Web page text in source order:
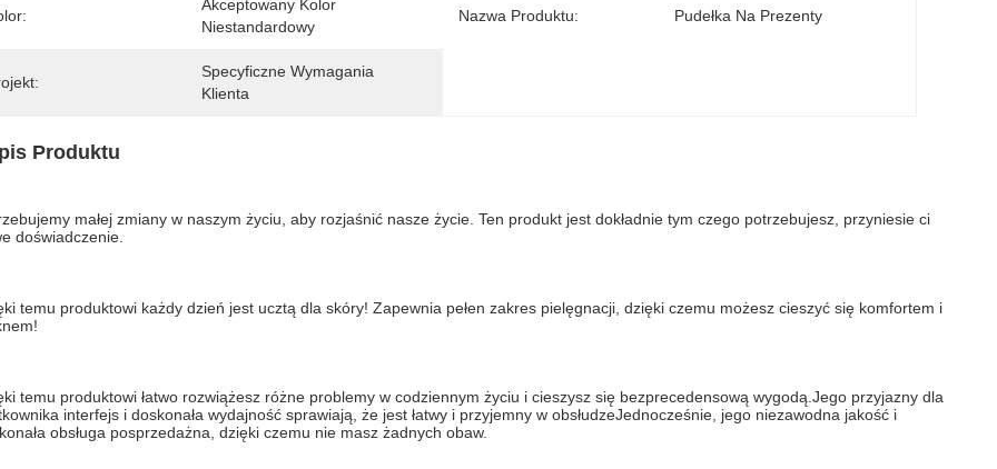
Akceptowany Kolor
Niestandardowy
Nazwa Produktu: Pudełka Na Prezenty
Specyficzne Wymagania
Klienta
Produktu
małej zmiany w naszym życiu, aby rozjaśnić nasze życie. Ten produkt jest dokładnie tym czego potrzebujesz, przyniesie ci
doświadczenie.
temu produktowi każdy dzień jest ucztą dla skóry! Zapewnia pełen zakres pielęgnacji, dzięki czemu możesz cieszyć się komfortem i
temu produktowi łatwo rozwiążesz różne problemy w codziennym życiu i cieszysz się bezprecedensową wygodą.Jego przyjazny dla
interfejs i doskonała wydajność sprawiają, że jest łatwy i przyjemny w obsłudzeJednocześnie, jego niezawodna jakość i
obsługa posprzedażna, dzięki czemu nie masz żadnych obaw.